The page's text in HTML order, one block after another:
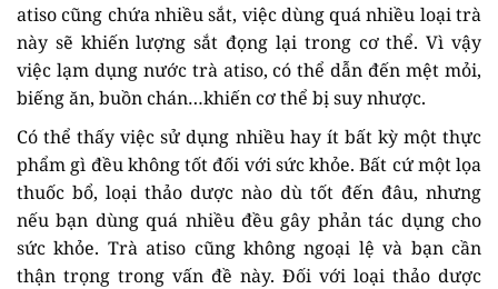
atiso cũng chứa nhiều sắt, việc dùng quá nhiều loại trà
này sẽ khiến lượng sắt đọng lại trong cơ thể. Vì vậy
việc lạm dụng nước trà atiso, có thể dẫn đến mệt mỏi,
biếng ăn, buồn chán…khiến cơ thể bị suy nhược.
Có thể thấy việc sử dụng nhiều hay ít bất kỳ một thực
phẩm gì đều không tốt đối với sức khỏe. Bất cứ một lọa
thuốc bổ, loại thảo dược nào dù tốt đến đâu, nhưng
nếu bạn dùng quá nhiều đều gây phản tác dụng cho
sức khỏe. Trà atiso cũng không ngoại lệ và bạn cần
thận trọng trong vấn đề này. Đối với loại thảo dược